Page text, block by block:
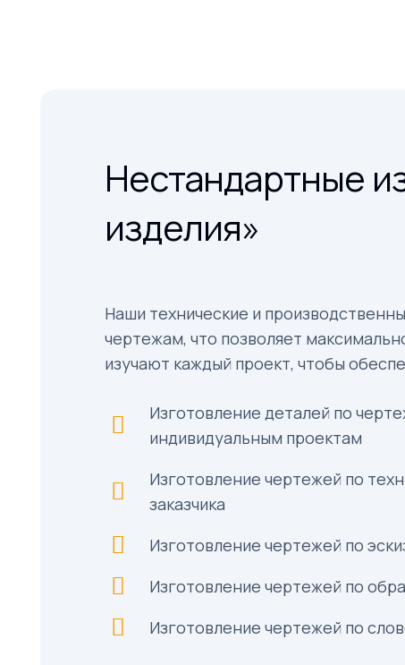
Нестандартные
изделия»
Наши технические и
чертежам, что позволяет
изучают каждый проект, чтобы
Изготовление деталей по
индивидуальным проектам
Изготовление чертежей по
заказчика
Изготовление чертежей по
Изготовление чертежей по
Изготовление чертежей по